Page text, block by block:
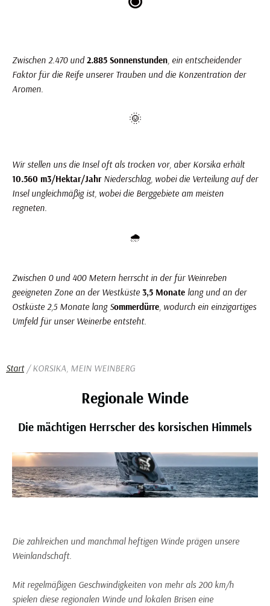
Zwischen 2.470 und2.885 Sonnenstunden , ein entscheidender
Faktor für die Reife unserer Trauben und die Konzentration der
Aromen.
🌞
Wir stellen uns die Insel oft als trocken vor, aber Korsika erhält
10.560 m3/Hektar/JahrNiederschlag, wobei die Verteilung auf der
Insel ungleichmäßig ist, wobei die Berggebiete am meisten
regneten.
🌧️
Zwischen 0 und 400 Metern herrscht in der für Weinreben
geeigneten Zone an der Westküste 3,5 Monate lang und an der
Ostküste 2,5 Monate lang Sommerdürre, wodurch ein einzigartiges
Umfeld für unser Weinerbe entsteht.
Start/ KORSIKA, MEIN WEINBERG
Regionale Winde
Die mächtigen Herrscher des korsischen Himmels
Die zahlreichen und manchmal heftigen Winde prägen unsere
Weinlandschaft.
Mit regelmäßigen Geschwindigkeiten von mehr als 200 km/h
spielen diese regionalen Winde und lokalen Brisen eine